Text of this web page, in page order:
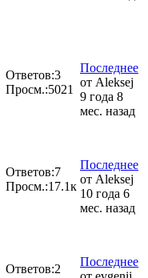
Ответов:3
Просм.:5021
Последнее
от Aleksej
9 года 8
мес. назад
Ответов:7
Просм.:17.1к
Последнее
от Aleksej
10 года 6
мес. назад
Ответов:2
Последнее